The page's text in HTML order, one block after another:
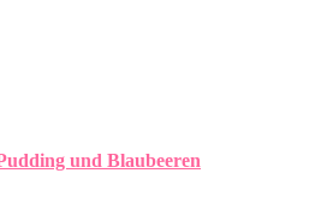
und Blaubeeren